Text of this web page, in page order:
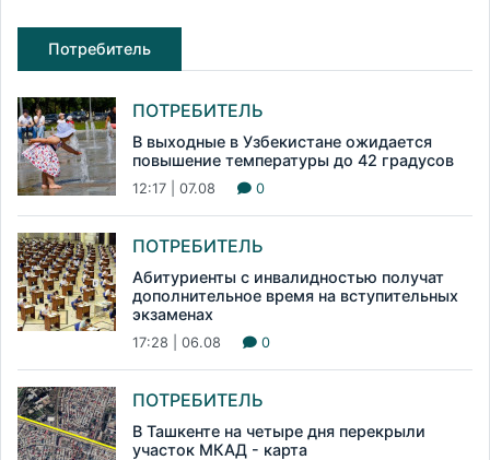
Потребитель
ПОТРЕБИТЕЛЬ
В выходные в Узбекистане ожидается
повышение температуры до 42 градусов
12:17 | 07.08 0
ПОТРЕБИТЕЛЬ
Абитуриенты с инвалидностью получат
дополнительное время на вступительных
экзаменах
17:28 | 06.08 0
ПОТРЕБИТЕЛЬ
В Ташкенте на четыре дня перекрыли
участок МКАД - карта